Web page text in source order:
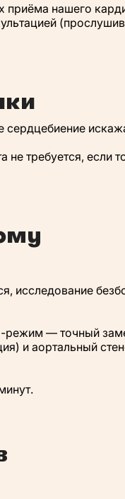
приёма нашего
сердцебиение
требуется, если
исследование
— точный
и аортальный